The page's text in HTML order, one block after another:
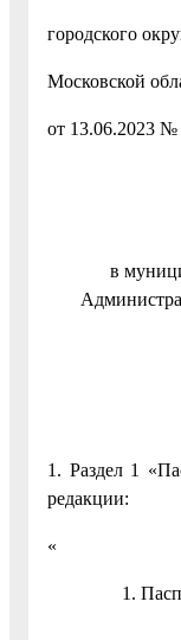
городского
Московской
от 13.06.2023 №
в
1. Раздел 1
редакции:
«
1.